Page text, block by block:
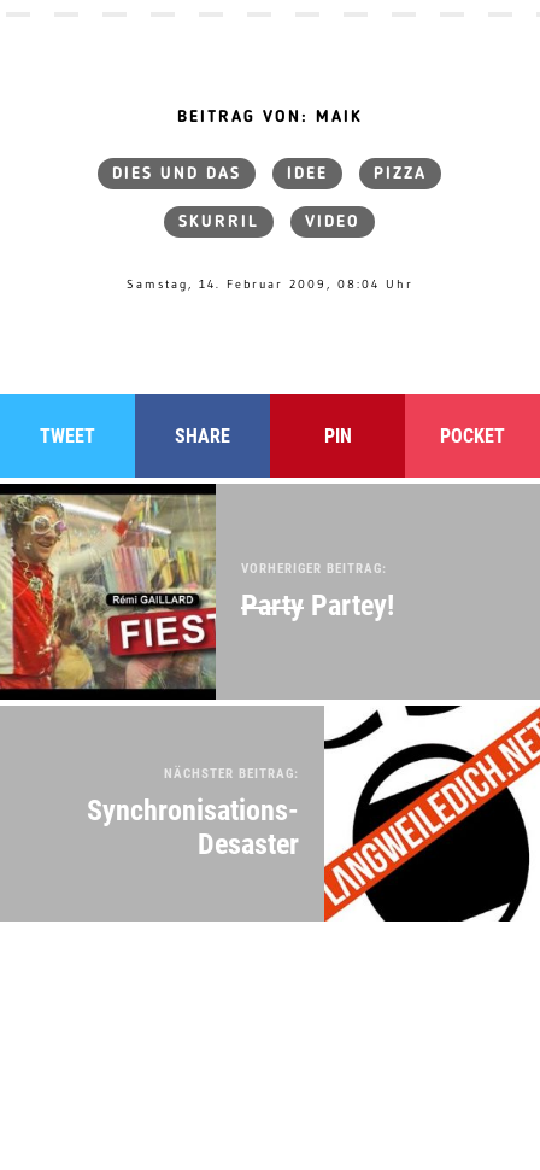
BEITRAG VON: MAIK
DIES UND DAS IDEE PIZZA
SKURRIL VIDEO
Samstag, 14. Februar 2009, 08:04 Uhr
TWEET SHARE PIN POCKET
VORHERIGER BEITRAG:
Party Partey!
NÄCHSTER BEITRAG:
Synchronisations-
Desaster